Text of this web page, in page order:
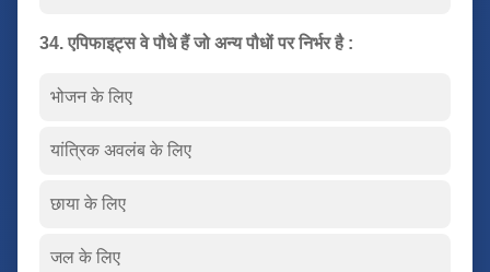
34. एपिफाइट्स वे पौधे हैं जो अन्य पौधों पर निर्भर है :
भोजन के लिए
यांत्रिक अवलंब के लिए
छाया के लिए
जल के लिए